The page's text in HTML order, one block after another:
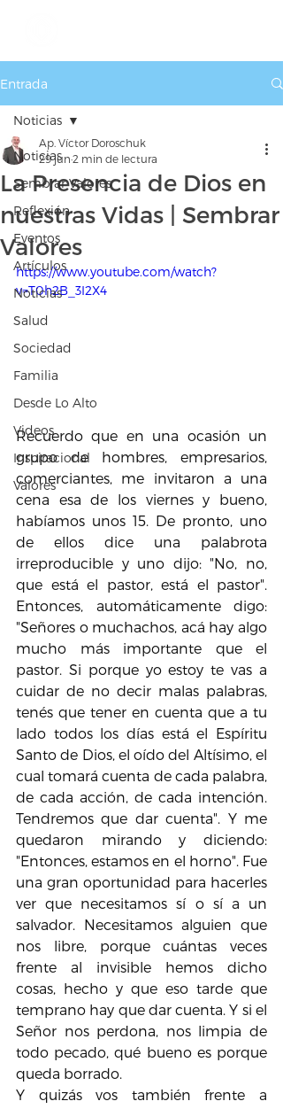
Entrada
Noticias
Sembrar Valores
Reflexión
Eventos
Artículos
Noticias
Salud
Sociedad
Familia
Desde Lo Alto
Videos
Inspiracional
Valores
Noticias
La Presencia de Dios en
nuestras Vidas | Sembrar
Valores
Ap. Víctor Doroschuk
29 jun 2 min de lectura
https://www.youtube.com/watch?
v=T0h2B_3I2X4
Recuerdo que en una ocasión un
grupo de hombres, empresarios,
comerciantes, me invitaron a una
cena esa de los viernes y bueno,
habíamos unos 15. De pronto, uno
de ellos dice una palabrota
irreproducible y uno dijo: "No, no,
que está el pastor, está el pastor".
Entonces, automáticamente digo:
"Señores o muchachos, acá hay algo
mucho más importante que el
pastor. Si porque yo estoy te vas a
cuidar de no decir malas palabras,
tenés que tener en cuenta que a tu
lado todos los días está el Espíritu
Santo de Dios, el oído del Altísimo, el
cual tomará cuenta de cada palabra,
de cada acción, de cada intención.
Tendremos que dar cuenta". Y me
quedaron mirando y diciendo:
"Entonces, estamos en el horno". Fue
una gran oportunidad para hacerles
ver que necesitamos sí o sí a un
salvador. Necesitamos alguien que
nos libre, porque cuántas veces
frente al invisible hemos dicho
cosas, hecho y que eso tarde que
temprano hay que dar cuenta. Y si el
Señor nos perdona, nos limpia de
todo pecado, qué bueno es porque
queda borrado.
Y quizás vos también frente a